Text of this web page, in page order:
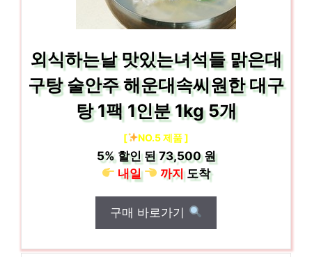
외식하는날 맛있는녀석들 맑은대
구탕 술안주 해운대속씨원한 대구
탕 1팩 1인분 1kg 5개
[ NO.5 제품 ]
5%할인 된73,500 원
내일
까지도착
구매 바로가기